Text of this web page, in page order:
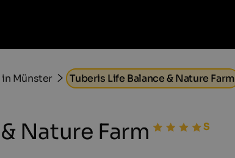
Münster Tuberis Life Balance & Nature Farm
Nature Farm